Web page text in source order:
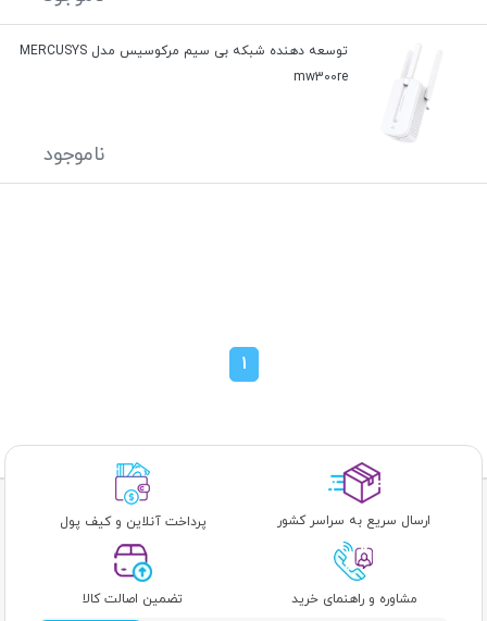
توسعه دهنده شبکه بی سیم مرکوسیس مدل MERCUSYS
mw300re
ناموجود
1
ارسال سریع به سراسر کشور پرداخت آنلاین و کیف پول
مشاوره و راهنمای خرید تضمین اصالت کالا